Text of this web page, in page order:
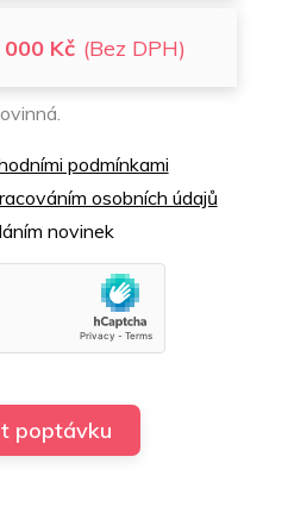
000 Kč (Bez DPH)
podmínkami
osobních údajů
novinek